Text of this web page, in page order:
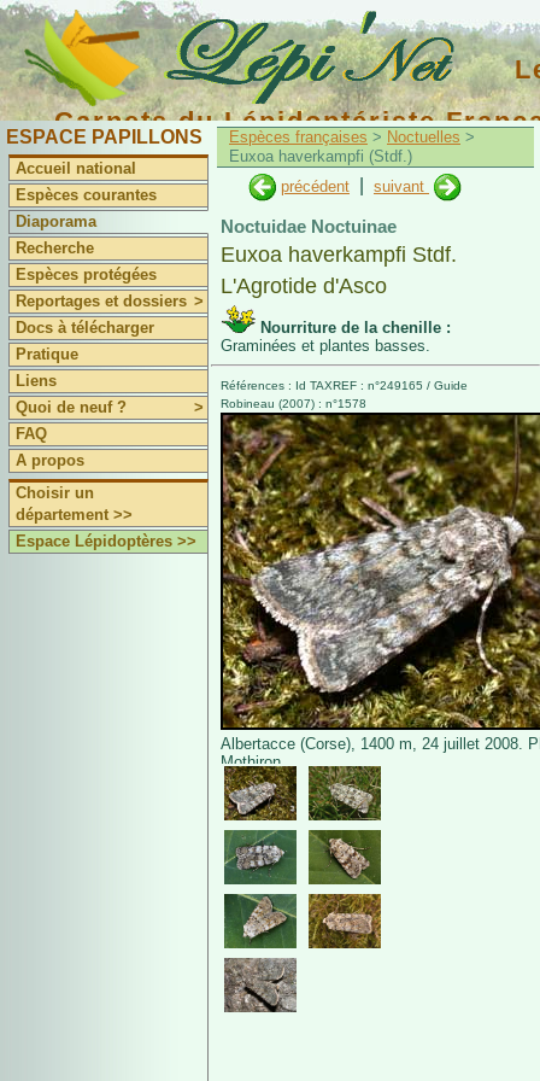
Carnets du Lépidoptériste
ESPACE PAPILLONS
Accueil national
Espèces courantes
Diaporama
Recherche
Espèces protégées
Reportages et dossiers >
Docs à télécharger
Pratique
Liens
Quoi de neuf ?
>
FAQ
A propos
Choisir un
département >>
Espace Lépidoptères >>
Espèces françaises > Noctuelles >
Euxoa haverkampfi (Stdf.)
précédent
suivant
Noctuidae Noctuinae
Euxoa haverkampfi Stdf.
L'Agrotide d'Asco
Nourriture de la chenille :
Graminées et plantes basses.
Références : Id TAXREF : n°249165 / Guide
Robineau (2007) : n°1578
Albertacce (Corse), 1400 m, 24 juillet 2008.
Mothiron.